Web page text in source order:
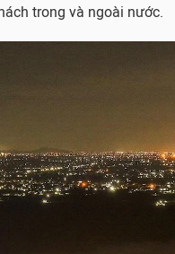
trong và ngoài nước.